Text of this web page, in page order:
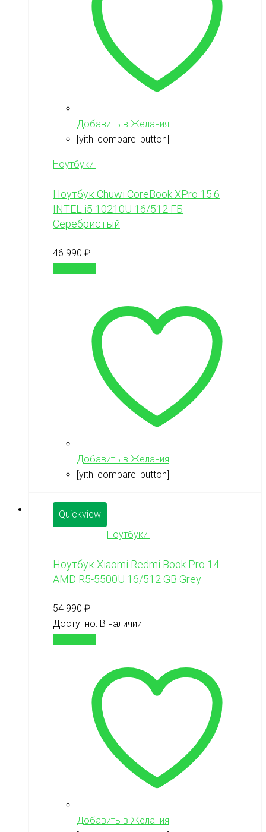
Добавить в Желания
[yith_compare_button]
Ноутбуки
Ноутбук Chuwi CoreBook XPro 15.6
INTEL i5 10210U 16/512 ГБ
Серебристый
46 990 ₽
Добавить в Желания
[yith_compare_button]
Quickview
Ноутбуки
Ноутбук Xiaomi Redmi Book Pro 14
AMD R5-5500U 16/512 GB Grey
54 990 ₽
Доступно: В наличии
Добавить в Желания